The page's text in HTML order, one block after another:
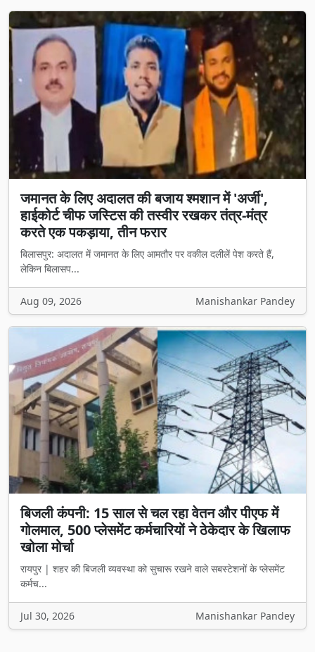
जमानत के लिए अदालत की बजाय श्मशान में 'अर्जी',
हाईकोर्ट चीफ जस्टिस की तस्वीर रखकर तंत्र-मंत्र
करते एक पकड़ाया, तीन फरार
बिलासपुर: अदालत में जमानत के लिए आमतौर पर वकील दलीलें पेश करते हैं,
लेकिन बिलासप...
बिजली कंपनी: 15 साल से चल रहा वेतन और पीएफ में
गोलमाल, 500 प्लेसमेंट कर्मचारियों ने ठेकेदार के खिलाफ
खोला मोर्चा
रायपुर | शहर की बिजली व्यवस्था को सुचारू रखने वाले सबस्टेशनों के प्लेसमेंट
कर्मच...
Jul 30, 2026 Manishankar Pandey